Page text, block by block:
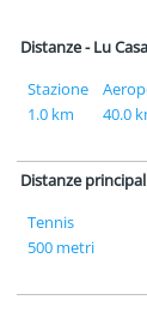
Distanze - Lu
Stazione
1.0 km
40.0
Distanze
Tennis
500 metri